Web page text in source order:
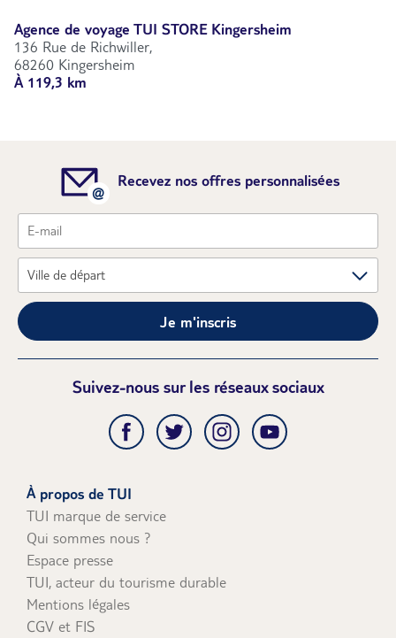
Agence de voyage TUI STORE Kingersheim
136 Rue de Richwiller,
68260 Kingersheim
À 119,3 km
Recevez nos offres personnalisées
Je m'inscris
Suivez-nous sur les réseaux sociaux
À propos de TUI
TUI marque de service
Qui sommes nous ?
Espace presse
TUI, acteur du tourisme durable
Mentions légales
CGV et FIS